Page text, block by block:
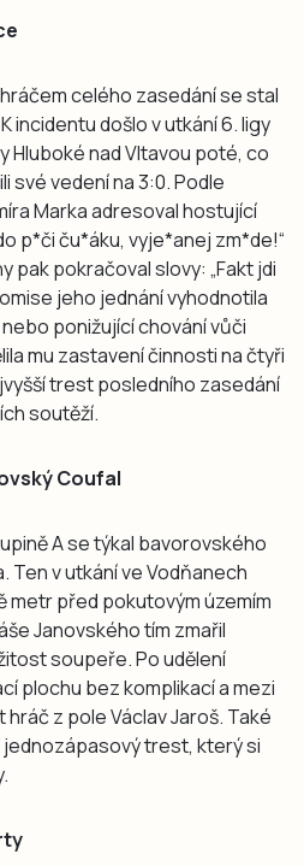
celého zasedání se stal
incidentu došlo v utkání 6. ligy
Hluboké nad Vltavou poté, co
své vedení na 3:0. Podle
Marka adresoval hostující
p*či ču*áku, vyje*anej zm*de!“
pak pokračoval slovy: „Fakt jdi
jeho jednání vyhodnotila
ponižující chování vůči
mu zastavení činnosti na čtyři
trest posledního zasedání
soutěží.
Coufal
A se týkal bavorovského
Ten v utkání ve Vodňanech
metr před pokutovým územím
Janovského tím zmařil
soupeře. Po udělení
plochu bez komplikací a mezi
z pole Václav Jaroš. Také
trest, který si